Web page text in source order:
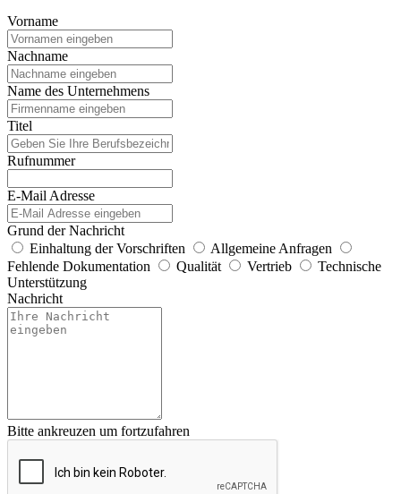
Vorname
Nachname
Name des Unternehmens
Titel
Rufnummer
E-Mail Adresse
Grund der Nachricht
Einhaltung der Vorschriften
Allgemeine Anfragen
Fehlende Dokumentation
Qualität Vertrieb
Technische
Unterstützung
Nachricht
Bitte ankreuzen um fortzufahren